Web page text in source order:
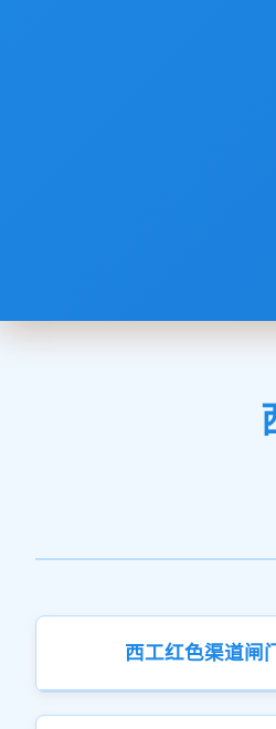
西工红色渠道闸